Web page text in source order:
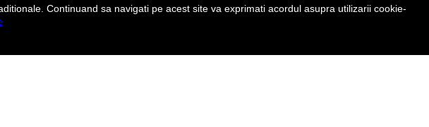
Continuand sa navigati pe acest site va exprimati acordul asupra utilizarii cookie-